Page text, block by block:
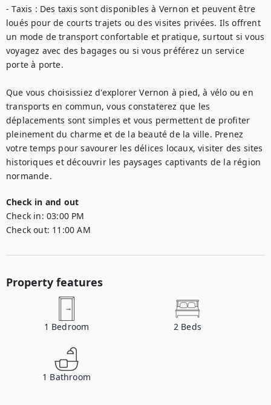
- Taxis : Des taxis sont disponibles à Vernon et peuvent être
loués pour de courts trajets ou des visites privées. Ils offrent
un mode de transport confortable et pratique, surtout si vous
voyagez avec des bagages ou si vous préférez un service
porte à porte.
Que vous choisissiez d'explorer Vernon à pied, à vélo ou en
transports en commun, vous constaterez que les
déplacements sont simples et vous permettent de profiter
pleinement du charme et de la beauté de la ville. Prenez
votre temps pour savourer les délices locaux, visiter des sites
historiques et découvrir les paysages captivants de la région
normande.
Check in and out
Check in: 03:00 PM
Check out: 11:00 AM
Property features
1 Bedroom 2 Beds
1 Bathroom